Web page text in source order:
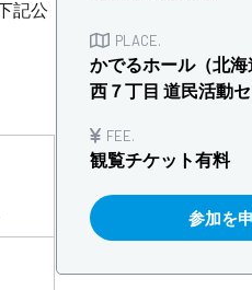
記公
PLACE.
かでるホール（北
西７丁目 道民活動
FEE.
観覧チケット有料
参加を